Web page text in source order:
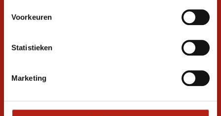
Voorkeuren
Statistieken
Marketing
Stel je vraag in de chat, en we helpen je
graag verder. 24/7
Volg ons
promoties